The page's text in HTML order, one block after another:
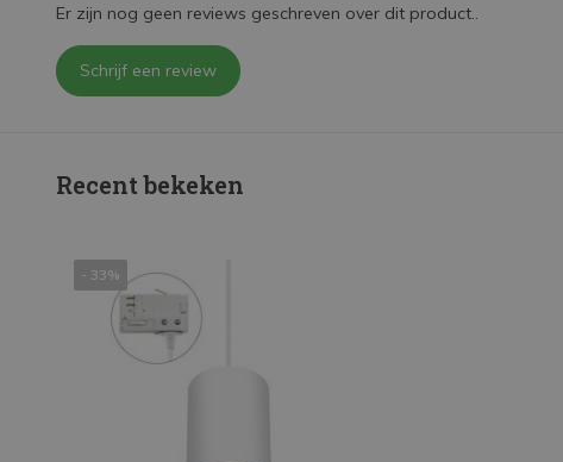
Er zijn nog geen reviews geschreven over dit product..
Schrijf een review
Recent bekeken
- 33%